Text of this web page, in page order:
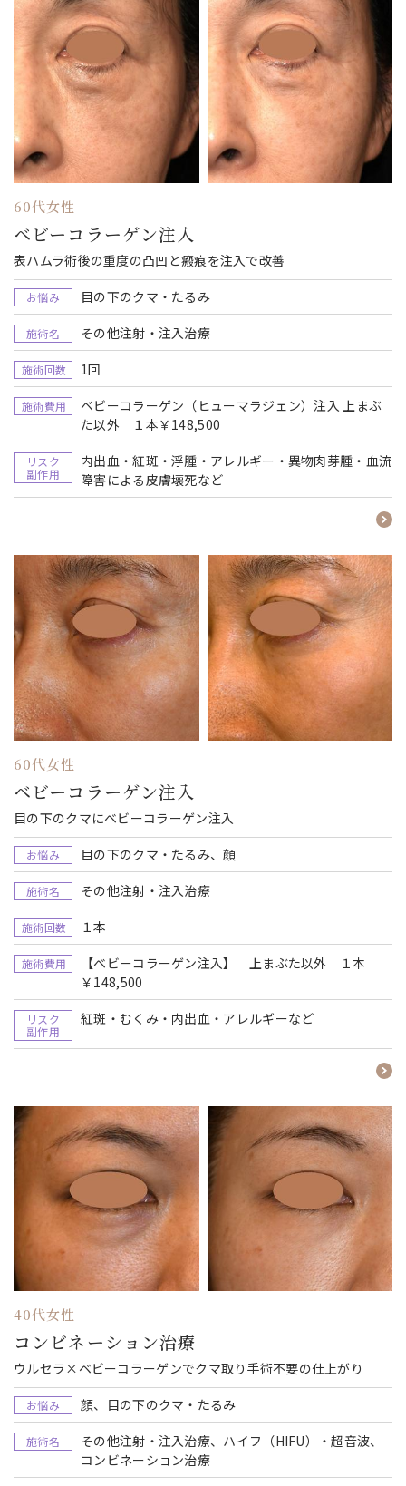
60代女性
ベビーコラーゲン注入
表ハムラ術後の重度の凸凹と瘢痕を注入で改善
お悩み 目の下のクマ・たるみ
施術名 その他注射・注入治療
施術回数 1回
施術費用
ベビーコラーゲン（ヒューマラジェン）注入 上まぶ
た以外 １本￥148,500
リスク
副作用
内出血・紅斑・浮腫・アレルギー・異物肉芽腫・血流
障害による皮膚壊死など
60代女性
ベビーコラーゲン注入
目の下のクマにベビーコラーゲン注入
お悩み 目の下のクマ・たるみ、顔
施術名 その他注射・注入治療
施術回数 １本
施術費用
【ベビーコラーゲン注入】 上まぶた以外 １本
￥148,500
リスク
副作用
紅斑・むくみ・内出血・アレルギーなど
40代女性
コンビネーション治療
ウルセラ×ベビーコラーゲンでクマ取り手術不要の仕上がり
お悩み 顔、目の下のクマ・たるみ
施術名
その他注射・注入治療、ハイフ（HIFU）・超音波、
コンビネーション治療